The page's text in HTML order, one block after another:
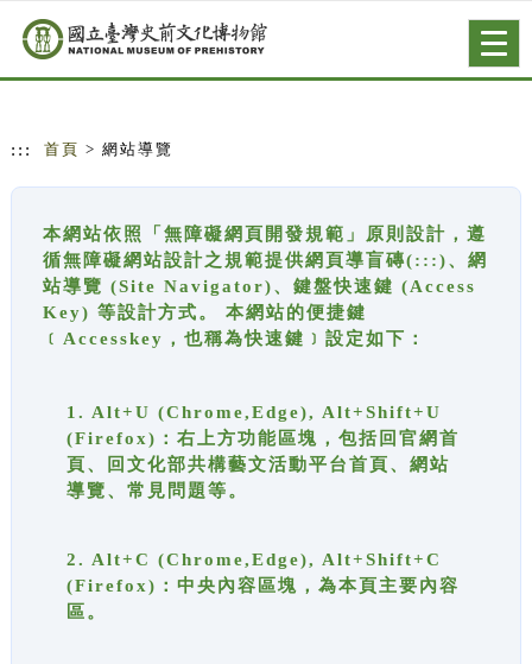
跳到主要內容
網站導覽
::: 首頁 > 網站導覽
本網站依照「無障礙網頁開發規範」原則設計，遵
循無障礙網站設計之規範提供網頁導盲磚(:::)、網
站導覽 (Site Navigator)、鍵盤快速鍵 (Access
Key) 等設計方式。 本網站的便捷鍵
﹝Accesskey，也稱為快速鍵﹞設定如下：
1. Alt+U (Chrome,Edge), Alt+Shift+U
(Firefox)：右上方功能區塊，包括回官網首
頁、回文化部共構藝文活動平台首頁、網站
導覽、常見問題等。
2. Alt+C (Chrome,Edge), Alt+Shift+C
(Firefox)：中央內容區塊，為本頁主要內容
區。